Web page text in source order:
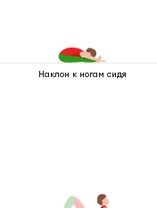
Наклон к ногам сидя